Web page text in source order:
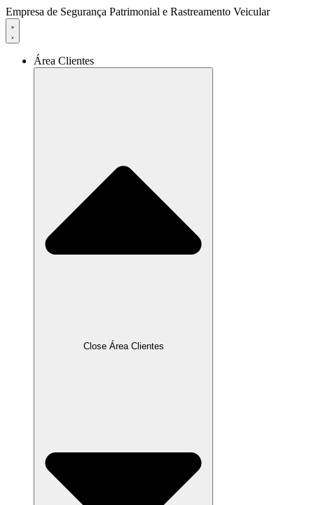
Ir
para
Empresa de Segurança Patrimonial e Rastreamento Veicular
Área Clientes
Close Área Clientes